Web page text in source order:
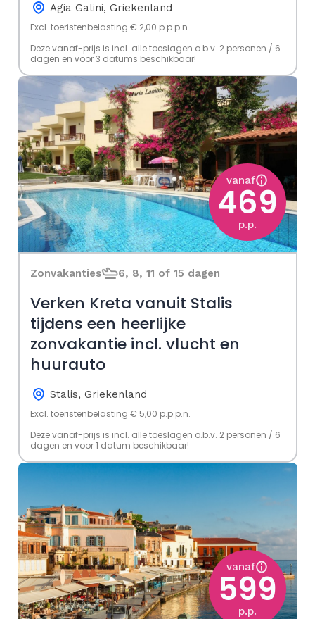
Agia Galini, Griekenland
Excl. toeristenbelasting € 2,00 p.p.p.n.
Deze vanaf-prijs is incl. alle toeslagen o.b.v. 2 personen / 6
dagen en voor 3 datums beschikbaar!
vanaf
469
p.p.
Zonvakanties 6, 8, 11 of 15 dagen
Verken Kreta vanuit Stalis
tijdens een heerlijke
zonvakantie incl. vlucht en
huurauto
Stalis, Griekenland
Excl. toeristenbelasting € 5,00 p.p.p.n.
Deze vanaf-prijs is incl. alle toeslagen o.b.v. 2 personen / 6
dagen en voor 1 datum beschikbaar!
vanaf
599
p.p.